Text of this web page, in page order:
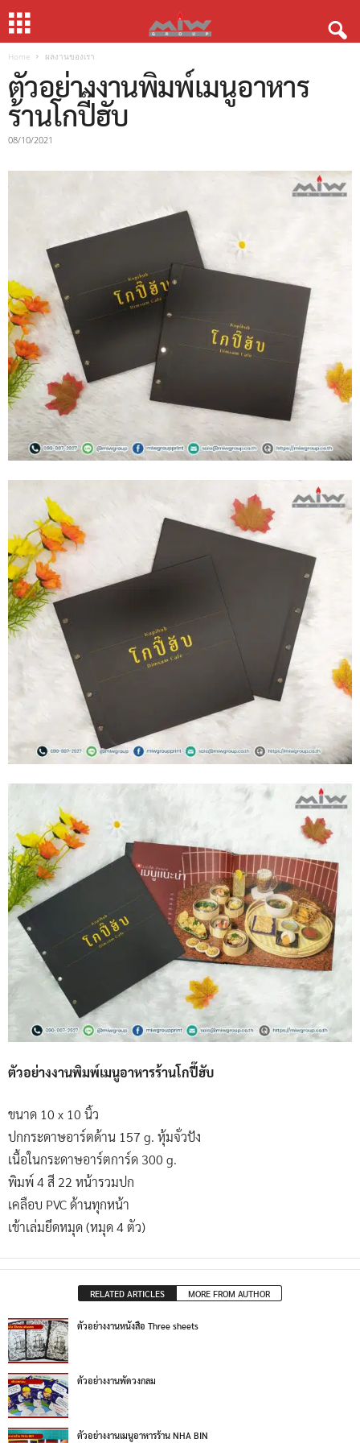
Home ผลงานของเรา
ตัวอย่างงานพิมพ์เมนูอาหาร
ร้านโกปี๊ฮับ
08/10/2021
ตัวอย่างงานพิมพ์เมนูอาหารร้านโกปี๊ฮับ
ขนาด 10 x 10 นิ้ว
ปกกระดาษอาร์ตด้าน 157 g. หุ้มจั่วปัง
เนื้อในกระดาษอาร์ตการ์ด 300 g.
พิมพ์ 4 สี 22 หน้ารวมปก
เคลือบ PVC ด้านทุกหน้า
เข้าเล่มยึดหมุด (หมุด 4 ตัว)
RELATED ARTICLES MORE FROM AUTHOR
ตัวอย่างงานหนังสือ Three sheets
ตัวอย่างงานพัดวงกลม
ตัวอย่างงานเมนูอาหารร้าน NHA BIN